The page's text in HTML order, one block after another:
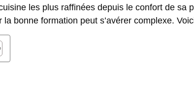
les plus raffinées depuis le confort de sa
la bonne formation peut s’avérer complexe.